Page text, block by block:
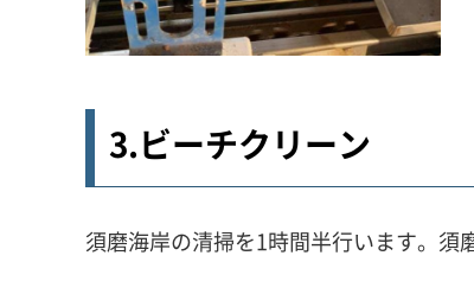
3.ビーチクリーン
須磨海岸の清掃を1時間半行います。